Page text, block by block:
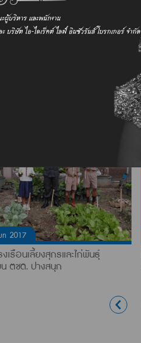
2017
งเรือนเลี้ยงสุกรและไก่พันธุ์
น ตชด. ปางสนุก